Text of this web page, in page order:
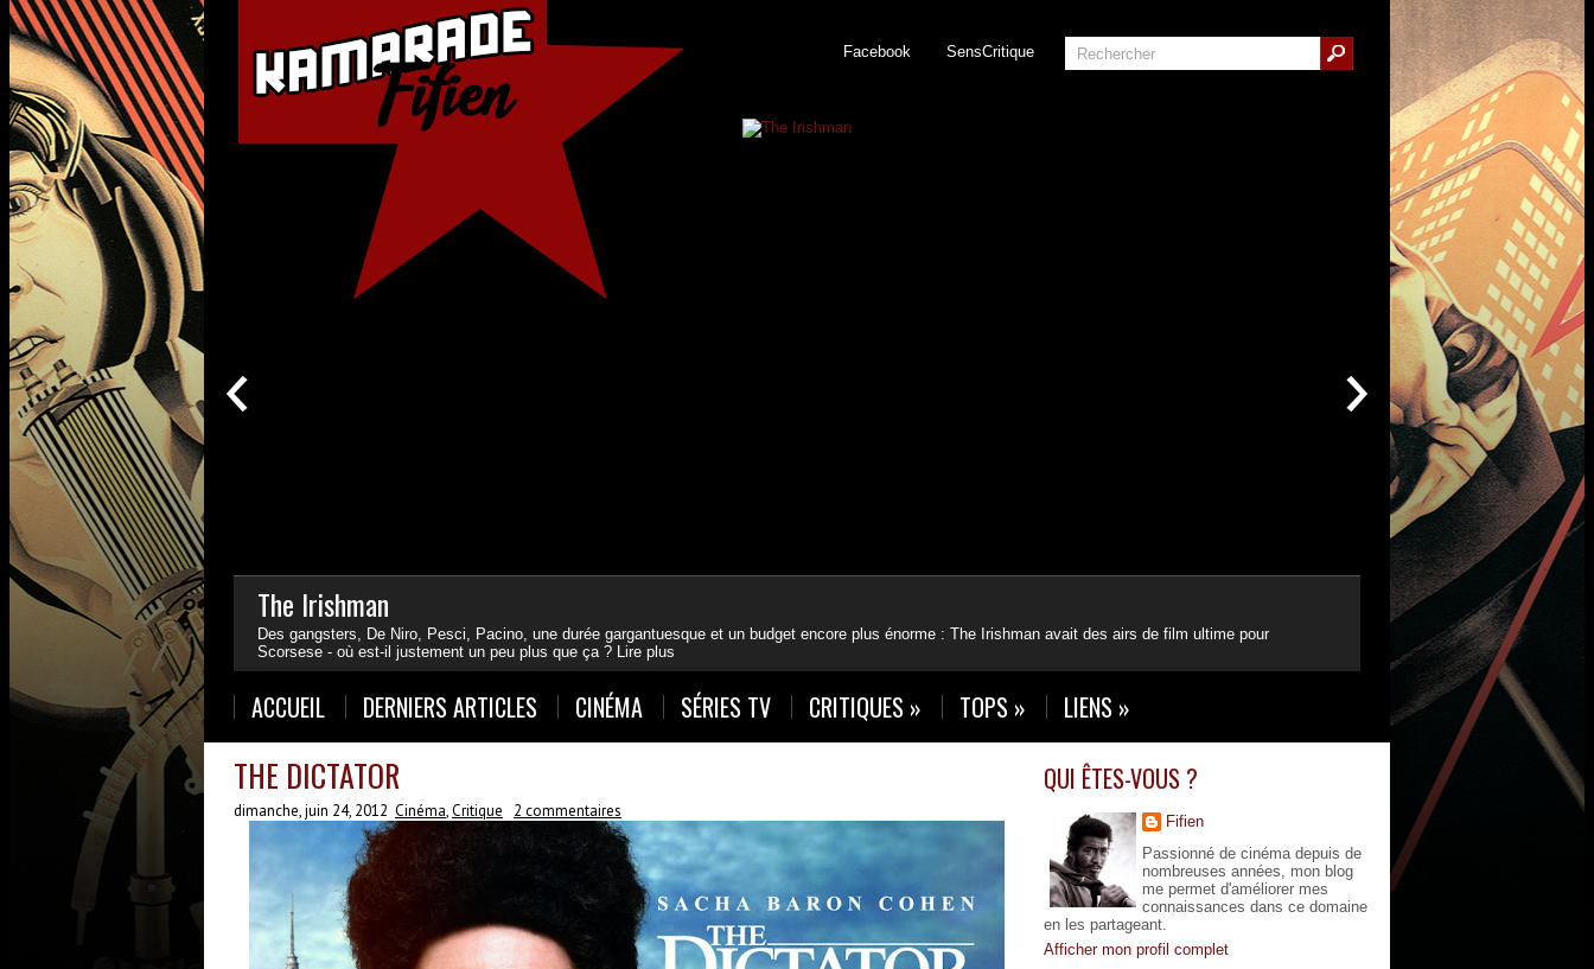
Facebook SensCritique
The Irishman
Des gangsters, De Niro, Pesci, Pacino, une durée gargantuesque et un budget encore plus énorme : The Irishman avait des airs de film ultime pour
Scorsese - où est-il justement un peu plus que ça ? Lire plus
1 2
ACCUEIL DERNIERS ARTICLES CINÉMA SÉRIES TV CRITIQUES » TOPS » LIENS »
THE DICTATOR
dimanche, juin 24, 2012 Cinéma,Critique 2 commentaires
QUI ÊTES-VOUS ?
Fifien
Passionné de cinéma depuis de
nombreuses années, mon blog
me permet d'améliorer mes
connaissances dans ce domaine
en les partageant.
Afficher mon profil complet